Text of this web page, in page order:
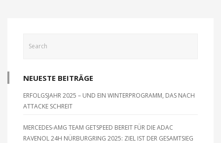
NEUESTE BEITRÄGE
ERFOLGSJAHR 2025 – UND EIN WINTERPROGRAMM, DAS NACH
ATTACKE SCHREIT
MERCEDES-AMG TEAM GETSPEED BEREIT FÜR DIE ADAC
RAVENOL 24H NÜRBURGRING 2025: ZIEL IST DER GESAMTSIEG